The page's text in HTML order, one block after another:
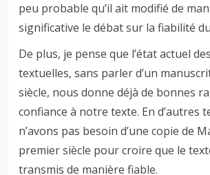
peu probable qu’il ait modifié de
significative le débat sur la fiabilité
De plus, je pense que l’état actuel
textuelles, sans parler d’un
siècle, nous donne déjà de bonnes
confiance à notre texte. En d’autres
n’avons pas besoin d’une copie de
premier siècle pour croire que le
transmis de manière fiable.